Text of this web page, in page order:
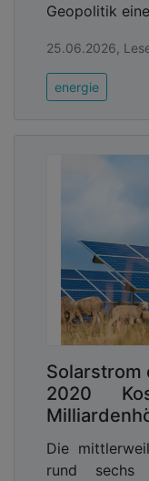
Geopolitik
25.06.2026,
energie
Solarstrom
2020
Die
rund sechs